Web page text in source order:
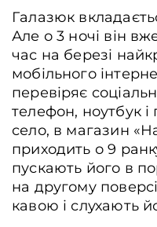
Галазюк
Але о 3 ночі він
час на березі
мобільного
перевіряє
телефон, ноутбук і
село, в магазин
приходить о 9
пускають його в
на другому
кавою і слухають